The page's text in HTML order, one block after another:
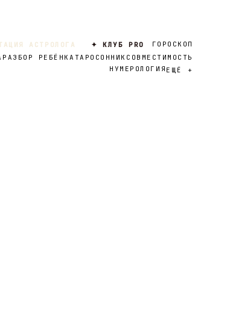
АСТРОЛОГА ✦ КЛУБ PRO
ГОРОСКОП
РАЗБОР РЕБЁНКА ТАРО СОННИК СОВМЕСТИМОСТЬ
НУМЕРОЛОГИЯ ЕЩЁ +